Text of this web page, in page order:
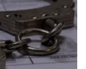
ACEPTAR